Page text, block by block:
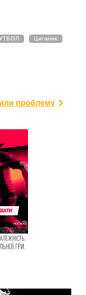
Циганик
проблему